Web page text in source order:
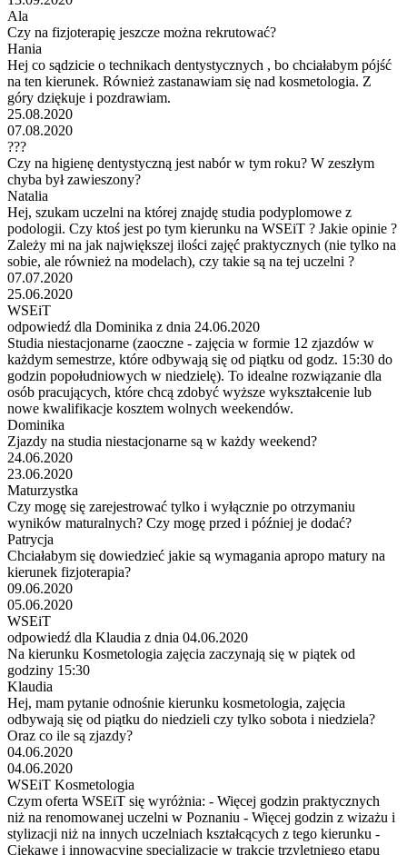
Ala
Czy na fizjoterapię jeszcze można rekrutować?
Hania
Hej co sądzicie o technikach dentystycznych , bo chciałabym pójść
na ten kierunek. Również zastanawiam się nad kosmetologia. Z
góry dziękuje i pozdrawiam.
25.08.2020
07.08.2020
???
Czy na higienę dentystyczną jest nabór w tym roku? W zeszłym
chyba był zawieszony?
Natalia
Hej, szukam uczelni na której znajdę studia podyplomowe z
podologii. Czy ktoś jest po tym kierunku na WSEiT ? Jakie opinie ?
Zależy mi na jak największej ilości zajęć praktycznych (nie tylko na
sobie, ale również na modelach), czy takie są na tej uczelni ?
07.07.2020
25.06.2020
WSEiT
odpowiedź dla Dominika z dnia 24.06.2020
Studia niestacjonarne (zaoczne - zajęcia w formie 12 zjazdów w
każdym semestrze, które odbywają się od piątku od godz. 15:30 do
godzin popołudniowych w niedzielę). To idealne rozwiązanie dla
osób pracujących, które chcą zdobyć wyższe wykształcenie lub
nowe kwalifikacje kosztem wolnych weekendów.
Dominika
Zjazdy na studia niestacjonarne są w każdy weekend?
24.06.2020
23.06.2020
Maturzystka
Czy mogę się zarejestrować tylko i wyłącznie po otrzymaniu
wyników maturalnych? Czy mogę przed i później je dodać?
Patrycja
Chciałabym się dowiedzieć jakie są wymagania apropo matury na
kierunek fizjoterapia?
09.06.2020
05.06.2020
WSEiT
odpowiedź dla Klaudia z dnia 04.06.2020
Na kierunku Kosmetologia zajęcia zaczynają się w piątek od
godziny 15:30
Klaudia
Hej, mam pytanie odnośnie kierunku kosmetologia, zajęcia
odbywają się od piątku do niedzieli czy tylko sobota i niedziela?
Oraz co ile są zjazdy?
04.06.2020
04.06.2020
WSEiT Kosmetologia
Czym oferta WSEiT się wyróżnia: - Więcej godzin praktycznych
niż na renomowanej uczelni w Poznaniu - Więcej godzin z wizażu i
stylizacji niż na innych uczelniach kształcących z tego kierunku -
Ciekawe i innowacyjne specjalizacje w trakcie trzyletniego etapu